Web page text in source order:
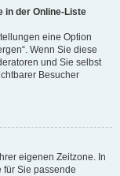
in der Online-Liste
eine Option
Wenn Sie diese
und Sie selbst
Besucher
eigenen Zeitzone. In
für Sie passende